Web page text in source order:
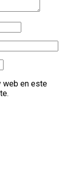
web en este